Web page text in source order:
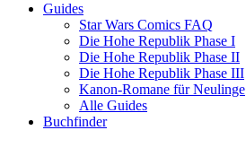
Guides
Star Wars Comics FAQ
Die Hohe Republik Phase I
Die Hohe Republik Phase II
Die Hohe Republik Phase III
Kanon-Romane für Neulinge
Alle Guides
Buchfinder